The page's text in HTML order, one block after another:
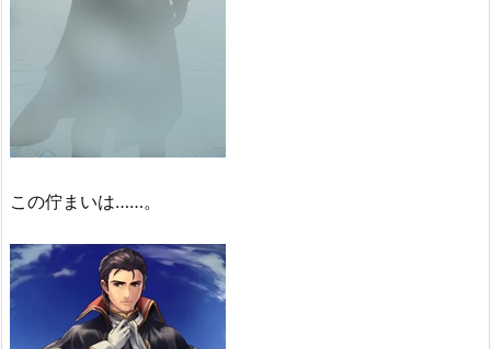
この佇まいは……。